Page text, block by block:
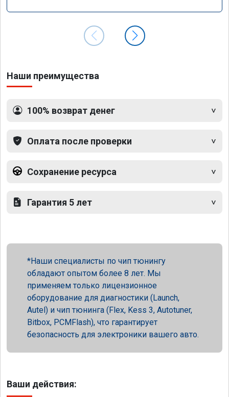
Наши преимущества
100% возврат денег
Оплата после проверки
Сохранение ресурса
Гарантия 5 лет
Наши специалисты по чип тюнингу
обладают опытом более 8 лет. Мы
применяем только лицензионное
оборудование для диагностики (Launch,
Autel) и чип тюнинга (Flex, Kess 3, Autotuner,
Bitbox, PCMFlash), что гарантирует
безопасность для электроники вашего авто.
Ваши действия: